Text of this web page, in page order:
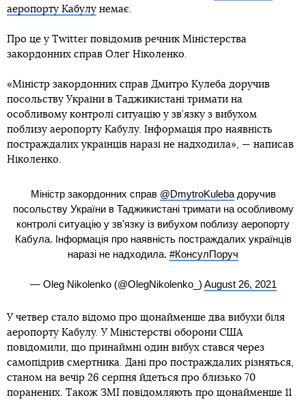
аеропорту Кабулу немає.
Про це у Twitter повідомив речник Міністерства
закордонних справ Олег Ніколенко.
«Міністр закордонних справ Дмитро Кулеба доручив
посольству України в Таджикистані тримати на
особливому контролі ситуацію у зв’язку з вибухом
поблизу аеропорту Кабулу. Інформація про наявність
постраждалих українців наразі не надходила», — написав
Ніколенко.
Міністр закордонних справ @DmytroKulebaдоручив
посольству України в Таджикистані тримати на особливому
контролі ситуацію у зв’язку із вибухом поблизу аеропорту
Кабула. Інформація про наявність постраждалих українців
наразі не надходила. #КонсулПоруч
— Oleg Nikolenko (@OlegNikolenko_) August 26, 2021
У четвер стало відомо про щонайменше два вибухи біля
аеропорту Кабулу. У Міністерстві оборони США
повідомили, що принаймні один вибух стався через
самопідрив смертника. Дані про постраждалих різняться,
станом на вечір 26 серпня йдеться про близько 70
поранених. Також ЗМІ повідомляють про щонайменше 11